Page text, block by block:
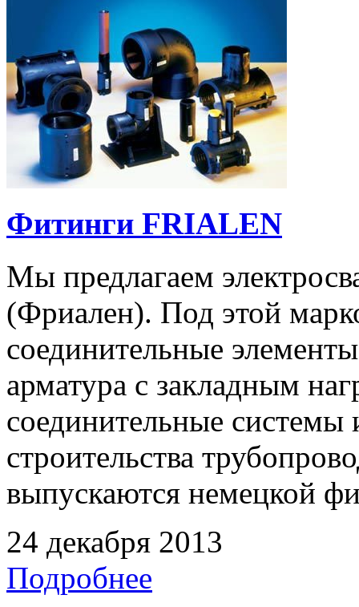
Фитинги FRIALEN
Мы предлагаем
(Фриален). Под этой
соединительные
арматура с закладным
соединительные системы
строительства
выпускаются немецкой
24 декабря 2013
Подробнее